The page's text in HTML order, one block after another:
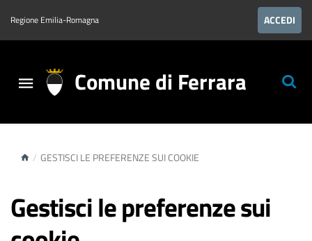
Regione Emilia-Romagna ACCEDI
Comune di Ferrara
/ GESTISCI LE PREFERENZE SUI COOKIE
Gestisci le preferenze sui